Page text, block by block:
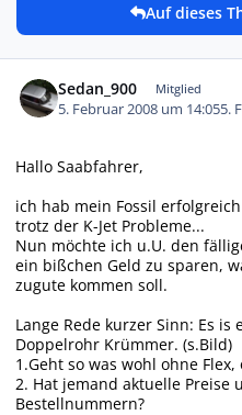
Auf dieses
Sedan_900 Mitglied
5. Februar 2008 um 14:055.
Hallo Saabfahrer,
ich hab mein Fossil
trotz der K-Jet Probleme...
Nun möchte ich u.U. den
ein bißchen Geld zu sparen,
zugute kommen soll.
Lange Rede kurzer Sinn: Es
Doppelrohr Krümmer. (s.Bild)
1.Geht so was wohl ohne
2. Hat jemand aktuelle Preise
Bestellnummern?